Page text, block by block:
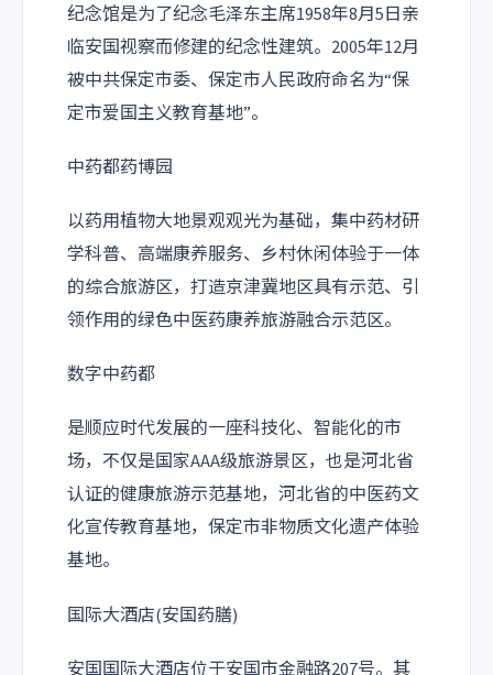
纪念馆是为了纪念毛泽东主席1958年8月5日亲
临安国视察而修建的纪念性建筑。2005年12月
被中共保定市委、保定市人民政府命名为“保
定市爱国主义教育基地”。
中药都药博园
以药用植物大地景观观光为基础，集中药材研
学科普、高端康养服务、乡村休闲体验于一体
的综合旅游区，打造京津冀地区具有示范、引
领作用的绿色中医药康养旅游融合示范区。
数字中药都
是顺应时代发展的一座科技化、智能化的市
场，不仅是国家AAA级旅游景区，也是河北省
认证的健康旅游示范基地，河北省的中医药文
化宣传教育基地，保定市非物质文化遗产体验
基地。
国际大酒店(安国药膳)
安国国际大酒店位于安国市金融路207号。其